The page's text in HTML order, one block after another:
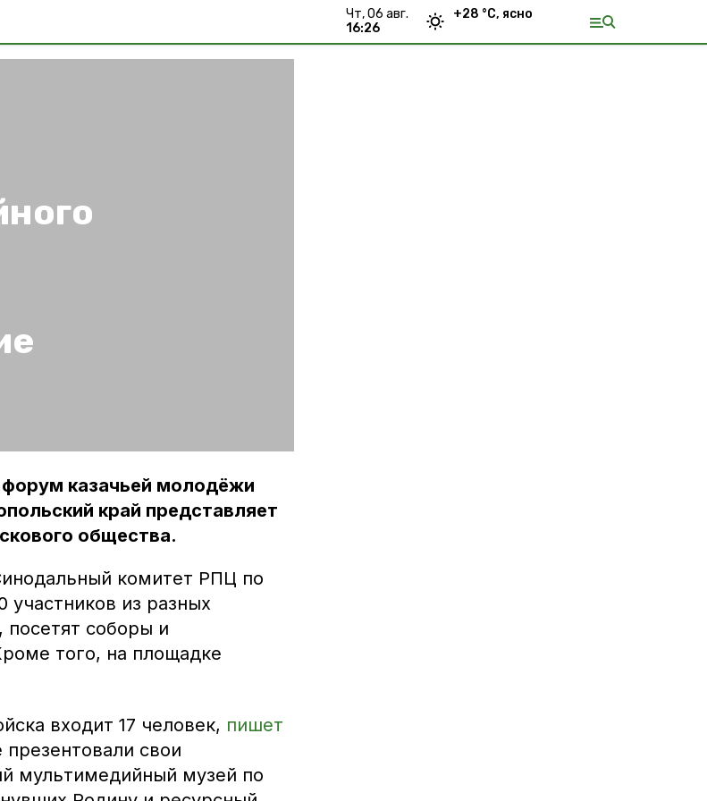
чт, 06 авг.
16:26
+28 °С, ясно
форум казачьей молодёжи
край представляет
общества.
комитет РПЦ по
участников из разных
посетят соборы и
того, на площадке
входит 17 человек, пишет
свои
мультимедийный музей по